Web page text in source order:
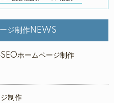
ジ制作NEWS
ホームページ制作
制作